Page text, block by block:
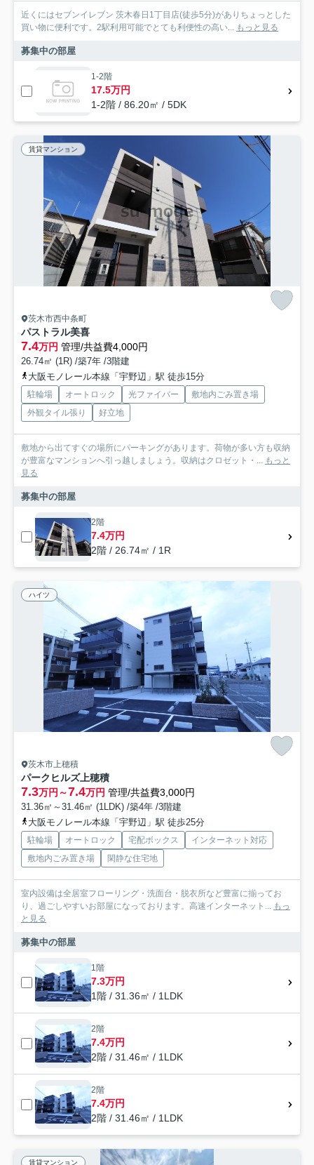
近くにはセブンイレブン 茨木春日1丁目店(徒歩5分)がありちょっとした
買い物に便利です。2駅利用可能でとても利便性の高い... もっと見る
募集中の部屋
1-2階
17.5万円
1-2階 / 86.20㎡ / 5DK
賃貸マンション
茨木市西中条町
パストラル美喜
7.4万円 管理/共益費4,000円
26.74㎡ (1R) /築7年 /3階建
大阪モノレール本線「宇野辺」駅 徒歩15分
駐輪場 オートロック 光ファイバー
敷地内ごみ置き場
外観タイル張り
好立地
敷地から出てすぐの場所にパーキングがあります。荷物が多い方も収納
が豊富なマンションへ引っ越しましょう。収納はクロゼット・... もっと
見る
募集中の部屋
2階
7.4万円
2階 / 26.74㎡ / 1R
ハイツ
茨木市上穂積
パークヒルズ上穂積
7.3万円～7.4万円 管理/共益費3,000円
31.36㎡～31.46㎡ (1LDK) /築4年 /3階建
大阪モノレール本線「宇野辺」駅 徒歩25分
駐輪場 オートロック 宅配ボックス
インターネット対応
敷地内ごみ置き場
閑静な住宅地
室内設備は全居室フローリング・洗面台・脱衣所など豊富に揃ってお
り、過ごしやすいお部屋になっております。高速インターネット... もっ
と見る
募集中の部屋
1階
7.3万円
1階 / 31.36㎡ / 1LDK
2階
7.4万円
2階 / 31.46㎡ / 1LDK
2階
7.4万円
2階 / 31.46㎡ / 1LDK
賃貸マンション